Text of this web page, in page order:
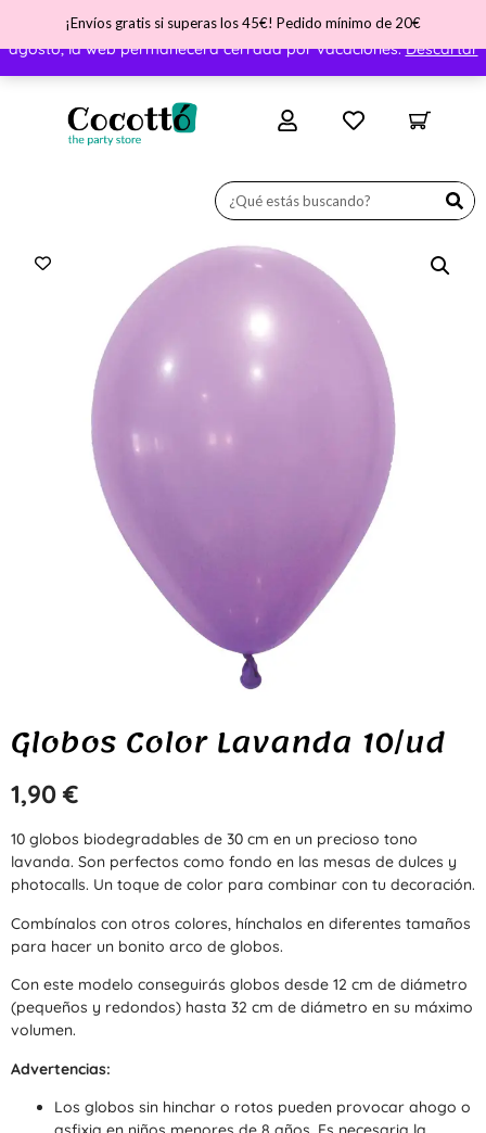
¡Nos vamos de vacaciones! ATENCIÓN - Del día 31 de julio al 11 de
agosto, la web permanecerá cerrada por vacaciones.Descartar
¡Envíos gratis si superas los 45€! Pedido mínimo de 20€
Globos Color Lavanda 10/ud
1,90 €
10 globos biodegradables de 30 cm en un precioso tono
lavanda. Son perfectos como fondo en las mesas de dulces y
photocalls. Un toque de color para combinar con tu decoración.
Combínalos con otros colores, hínchalos en diferentes tamaños
para hacer un bonito arco de globos.
Con este modelo conseguirás globos desde 12 cm de diámetro
(pequeños y redondos) hasta 32 cm de diámetro en su máximo
volumen.
Advertencias:
Los globos sin hinchar o rotos pueden provocar ahogo o